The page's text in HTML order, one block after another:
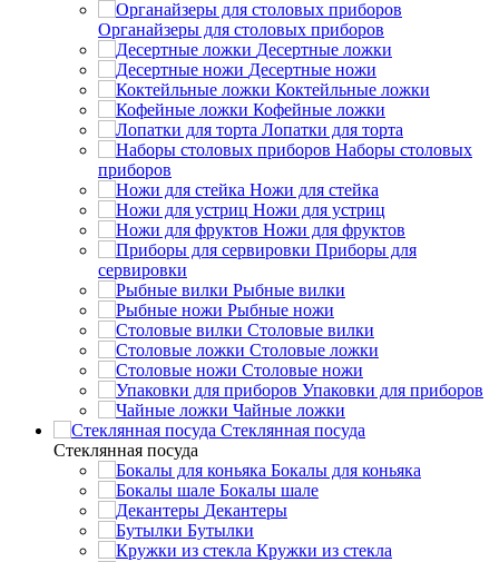
Органайзеры для столовых приборов
Десертные ложки
Десертные ножи
Коктейльные ложки
Кофейные ложки
Лопатки для торта
Наборы столовых
приборов
Ножи для стейка
Ножи для устриц
Ножи для фруктов
Приборы для
сервировки
Рыбные вилки
Рыбные ножи
Столовые вилки
Столовые ложки
Столовые ножи
Упаковки для приборов
Чайные ложки
Стеклянная посуда
Стеклянная посуда
Бокалы для коньяка
Бокалы шале
Декантеры
Бутылки
Кружки из стекла